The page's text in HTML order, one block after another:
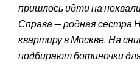
пришлось идти на
Справа — родная сестра
квартиру в Москве. На
подбирают ботиночки